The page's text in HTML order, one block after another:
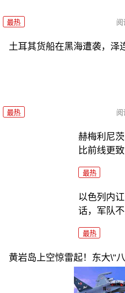
最热 阅
土耳其货船在黑海遭袭，泽
最热 阅
赫梅利尼
比前线更
最热
以色列内
话，军队
最热
黄岩岛上空惊雷起！东大\"